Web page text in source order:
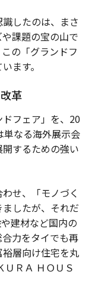
したのは、まさ
課題の宝の山で
の「グランドフ
ます。
革
フェア」を、20
単なる海外展示会
するための強い
せ、「モノづく
したが、それだ
建材など国内の
力をタイでも再
層向け住宅を丸
ＵＲＡ ＨＯＵＳ